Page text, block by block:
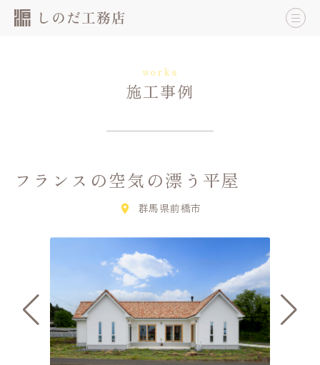
works
施工事例
フランスの空気の漂う平屋
群馬県前橋市